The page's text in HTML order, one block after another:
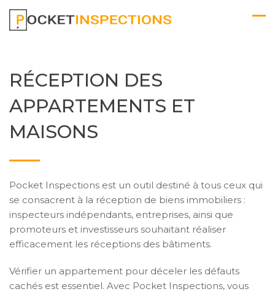
RÉCEPTION DES
APPARTEMENTS ET
MAISONS
Pocket Inspections est un outil destiné à tous ceux qui
se consacrent à la réception de biens immobiliers :
inspecteurs indépendants, entreprises, ainsi que
promoteurs et investisseurs souhaitant réaliser
efficacement les réceptions des bâtiments.
Vérifier un appartement pour déceler les défauts
cachés est essentiel. Avec Pocket Inspections, vous